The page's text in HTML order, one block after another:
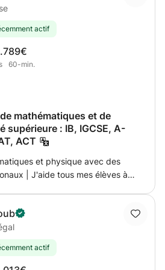
calme et patiente :)
actif
89€
60-min.
mathématiques et de
supérieure : IB, IGCSE, A-
ACT
et physique avec des
| J'aide tous mes élèves à
enseignants les plus reconnus de
dans la préparation des élèves
et universités. Spécialisée
forte d'une riche expérience
: A-levels, IGCSE, MYP, AP,
actif